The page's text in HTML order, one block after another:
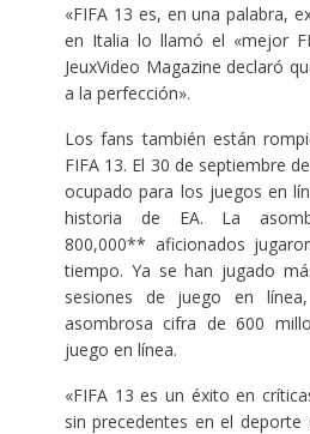
«FIFA 13 es, en una palabra,
en Italia lo llamó el «mejor
JeuxVideo Magazine declaró
a la perfección».
Los fans también están
FIFA 13. El 30 de septiembre
ocupado para los juegos en
historia de EA. La
800,000** aficionados
tiempo. Ya se han jugado
sesiones de juego en
asombrosa cifra de 600
juego en línea.
«FIFA 13 es un éxito en
sin precedentes en el deporte